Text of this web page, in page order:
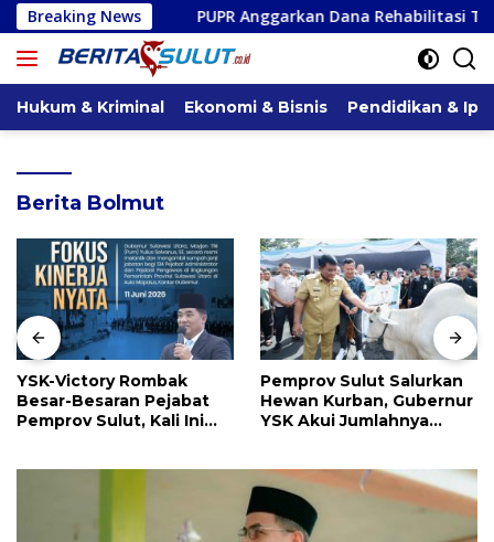
Langsung
ke
konten
Breaking News
PUPR Anggarkan Dana Rehabilitasi Tiga Jaringan Irigasi
Hukum & Kriminal Ekonomi & Bisnis Pendidikan &
Berita Bolmut
YSK-Victory Rombak
Besar-Besaran Pejabat
Pemprov Sulut, Kali Ini
Pemprov Sulut Salurkan
Hewan Kurban, Gubernur
YSK Akui Jumlahnya
Kemampuan Anggaran